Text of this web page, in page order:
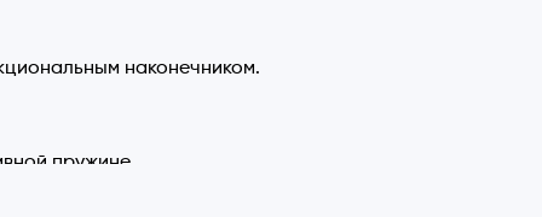
наконечником.
пружине.